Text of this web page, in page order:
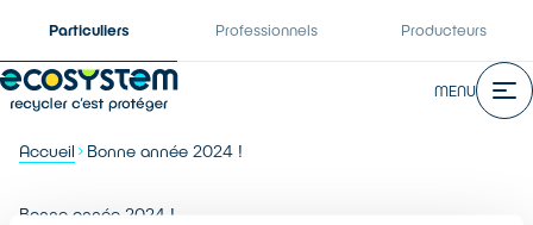
Particuliers Professionnels Producteurs
MENU
Accueil Bonne année 2024 !
Bonne année 2024 !